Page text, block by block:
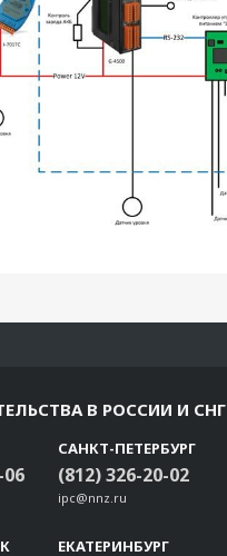
В РОССИИ И СНГ
06
САНКТ-ПЕТЕРБУРГ
(812) 326-20-02
ipc@nnz.ru
ЕКАТЕРИНБУРГ